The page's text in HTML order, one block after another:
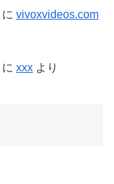
に vivoxvideos.com
に xxx より